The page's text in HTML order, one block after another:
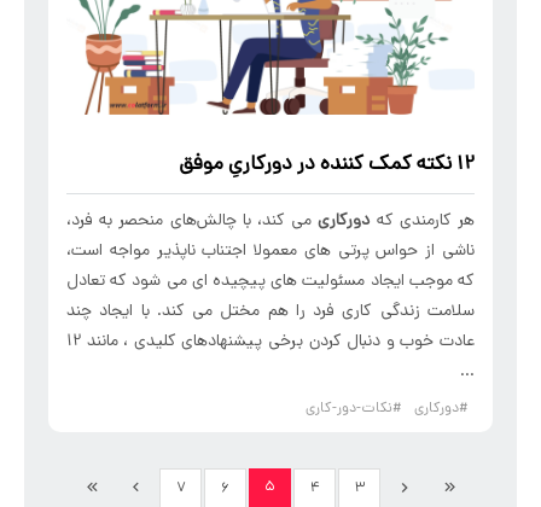
12 نکته کمک کننده در دورکاریِ موفق
هر کارمندی که دورکاریمی کند، با چالش‌های منحصر به فرد،
ناشی از حواس پرتی های معمولا اجتناب ناپذیر مواجه است،
که موجب ایجاد مسئولیت های پیچیده ای می شود که تعادل
سلامت زندگی کاری فرد را هم مختل می کند. با ایجاد چند
عادت خوب و دنبال کردن برخی پیشنهادهای کلیدی ، مانند 12
...
#دورکاری #نکات-دور-کاری
۳ ۴ ۵ ۶ ۷